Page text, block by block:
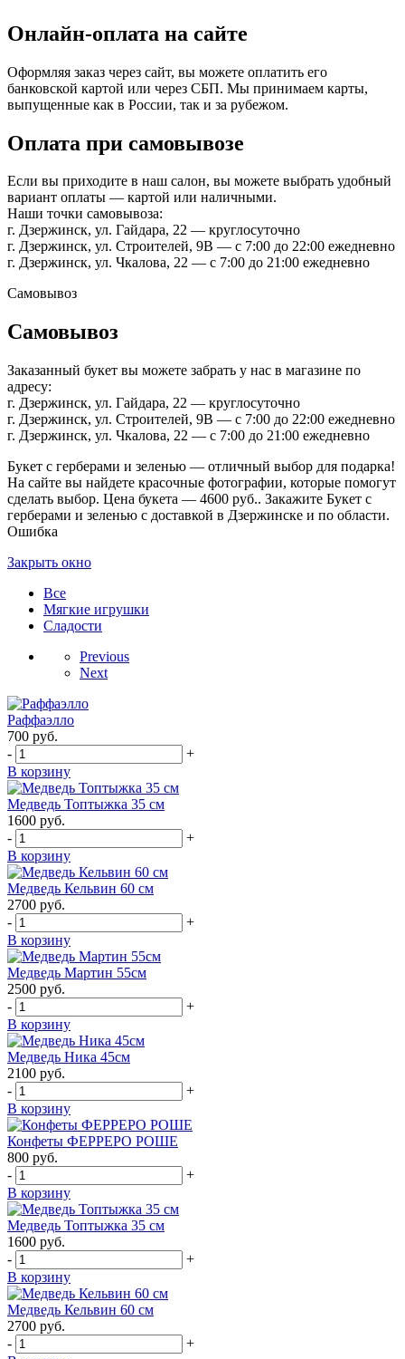
Онлайн-оплата на сайте
Оформляя заказ через сайт, вы можете оплатить его
банковской картой или через СБП. Мы принимаем карты,
выпущенные как в России, так и за рубежом.
Оплата при самовывозе
Если вы приходите в наш салон, вы можете выбрать удобный
вариант оплаты — картой или наличными.
Наши точки самовывоза:
г. Дзержинск, ул. Гайдара, 22 — круглосуточно
г. Дзержинск, ул. Строителей, 9В — с 7:00 до 22:00 ежедневно
г. Дзержинск, ул. Чкалова, 22 — с 7:00 до 21:00 ежедневно
Самовывоз
Самовывоз
Заказанный букет вы можете забрать у нас в магазине по
адресу:
г. Дзержинск, ул. Гайдара, 22 — круглосуточно
г. Дзержинск, ул. Строителей, 9В — с 7:00 до 22:00 ежедневно
г. Дзержинск, ул. Чкалова, 22 — с 7:00 до 21:00 ежедневно
Букет с герберами и зеленью — отличный выбор для подарка!
На сайте вы найдете красочные фотографии, которые помогут
сделать выбор. Цена букета — 4600 руб.. Закажите Букет с
герберами и зеленью с доставкой в Дзержинске и по области.
Ошибка
Закрыть окно
Все
Мягкие игрушки
Сладости
Previous
Next
Раффаэлло
700 руб.
-
+
В корзину
Медведь Топтыжка 35 см
1600 руб.
-
+
В корзину
Медведь Кельвин 60 см
2700 руб.
-
+
В корзину
Медведь Мартин 55см
2500 руб.
-
+
В корзину
Медведь Ника 45см
2100 руб.
-
+
В корзину
Конфеты ФЕРРЕРО РОШЕ
800 руб.
-
+
В корзину
Медведь Топтыжка 35 см
1600 руб.
-
+
В корзину
Медведь Кельвин 60 см
2700 руб.
-
+